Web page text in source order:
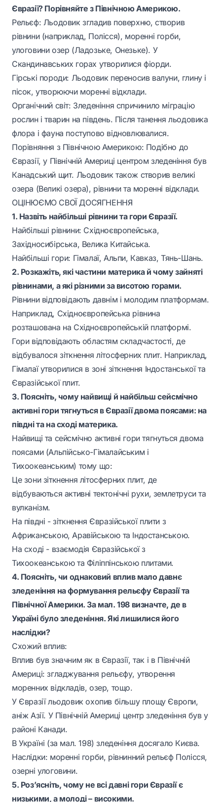
Євразії? Порівняйте з Північною Америкою.
Рельєф: Льодовик згладив поверхню, створив
рівнини (наприклад, Полісся), моренні горби,
улоговини озер (Ладозьке, Онезьке). У
Скандинавських горах утворилися фіорди.
Гірські породи: Льодовик переносив валуни, глину і
пісок, утворюючи моренні відклади.
Органічний світ: Зледеніння спричинило міграцію
рослин і тварин на південь. Після танення льодовика
флора і фауна поступово відновлювалися.
Порівняння з Північною Америкою: Подібно до
Євразії, у Північній Америці центром зледеніння був
Канадський щит. Льодовик також створив великі
озера (Великі озера), рівнини та моренні відклади.
ОЦІНЮЄМО СВОЇ ДОСЯГНЕННЯ
1. Назвіть найбільші рівнини та гори Євразії.
Найбільші рівнини: Східноєвропейська,
Західносибірська, Велика Китайська.
Найбільші гори: Гімалаї, Альпи, Кавказ, Тянь-Шань.
2. Розкажіть, які частини материка й чому зайняті
рівнинами, а які різними за висотою горами.
Рівнини відповідають давнім і молодим платформам.
Наприклад, Східноєвропейська рівнина
розташована на Східноєвропейській платформі.
Гори відповідають областям складчастості, де
відбувалося зіткнення літосферних плит. Наприклад,
Гімалаї утворилися в зоні зіткнення Індостанської та
Євразійської плит.
3. Поясніть, чому найвищі й найбільш сейсмічно
активні гори тягнуться в Євразії двома поясами: на
півдні та на сході материка.
Найвищі та сейсмічно активні гори тягнуться двома
поясами (Альпійсько-Гімалайським і
Тихоокеанським) тому що:
Це зони зіткнення літосферних плит, де
відбуваються активні тектонічні рухи, землетруси та
вулканізм.
На півдні - зіткнення Євразійської плити з
Африканською, Аравійською та Індостанською.
На сході - взаємодія Євразійської з
Тихоокеанською та Філіппінською плитами.
4. Поясніть, чи однаковий вплив мало давнє
зледеніння на формування рельєфу Євразії та
Північної Америки. За мал. 198 визначте, де в
Україні було зледеніння. Які лишилися його
наслідки?
Схожий вплив:
Вплив був значним як в Євразії, так і в Північній
Америці: згладжування рельєфу, утворення
моренних відкладів, озер, тощо.
У Євразії льодовик охопив більшу площу Європи,
аніж Азії. У Північній Америці центр зледеніння був у
районі Канади.
В Україні (за мал. 198) зледеніння досягало Києва.
Наслідки: моренні горби, рівнинний рельєф Полісся,
озерні улоговини.
5. Роз’ясніть, чому не всі давні гори Євразії є
низькими, а молоді – високими.